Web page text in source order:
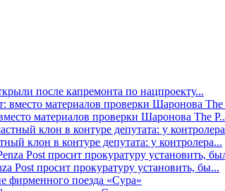
после капремонта по нацпроекту...
материалов проверки Шаронова The
клон в контуре депутата: у контролера...
Post просит прокуратуру установить, бы...